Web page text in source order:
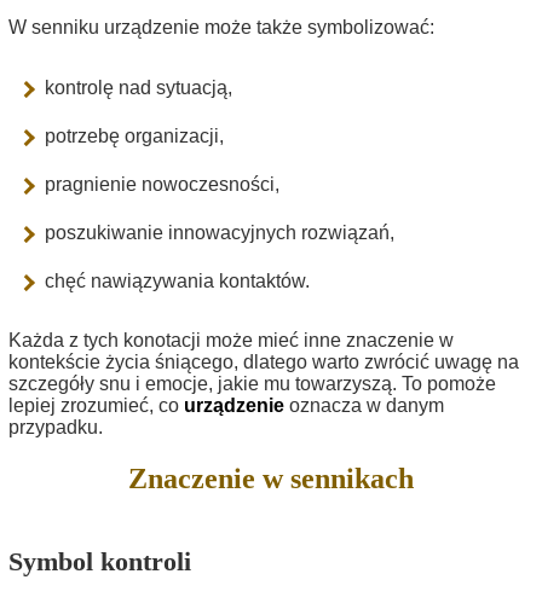
W senniku urządzenie może także symbolizować:
kontrolę nad sytuacją,
potrzebę organizacji,
pragnienie nowoczesności,
poszukiwanie innowacyjnych rozwiązań,
chęć nawiązywania kontaktów.
Każda z tych konotacji może mieć inne znaczenie w
kontekście życia śniącego, dlatego warto zwrócić uwagę na
szczegóły snu i emocje, jakie mu towarzyszą. To pomoże
lepiej zrozumieć, co urządzenie oznacza w danym
przypadku.
Znaczenie w sennikach
Symbol kontroli